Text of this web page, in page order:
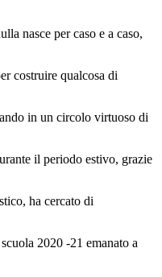
nasce per caso e a caso,
costruire qualcosa di
in un circolo virtuoso di
il periodo estivo, grazie
ha cercato di
2020 -21 emanato a